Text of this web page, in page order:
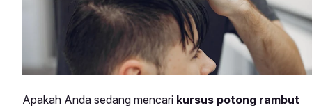
Apakah Anda sedang mencari kursus potong rambut